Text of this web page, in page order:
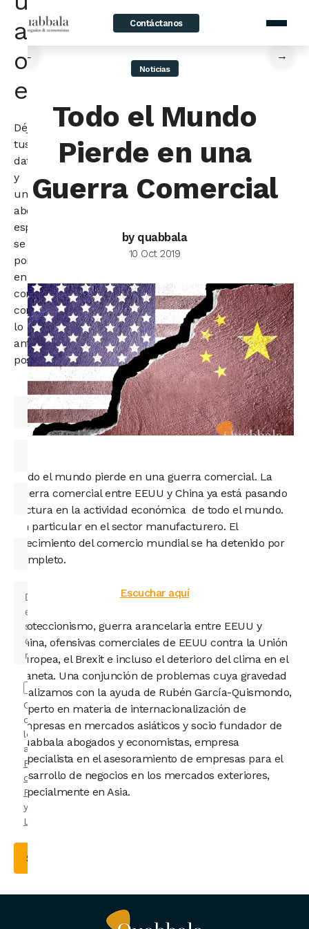
Contáctanos
home / News Todo el Mundo Pierde en una Guerra Comercial
←
Noticias
→
Todo el Mundo
Pierde en una
Guerra Comercial
by quabbala
10 Oct 2019
Todo el mundo pierde en una guerra comercial. La
guerra comercial entre EEUU y China ya está pasando
factura en la actividad económica de todo el mundo.
En particular en el sector manufacturero. El
crecimiento del comercio mundial se ha detenido por
completo.
Escuchar aquí
Proteccionismo, guerra arancelaria entre EEUU y
China, ofensivas comerciales de EEUU contra la Unión
Europea, el Brexit e incluso el deterioro del clima en el
planeta. Una conjunción de problemas cuya gravedad
analizamos con la ayuda de Rubén García-Quismondo,
experto en materia de internacionalización de
empresas en mercados asiáticos y socio fundador de
Quabbala abogados y economistas, empresa
especialista en el asesoramiento de empresas para el
desarrollo de negocios en los mercados exteriores,
especialmente en Asia.
abogado
o
economista
Déjanos
tus
datos
y
un
abogado
especialista
se
pondrá
en
contacto
contigo
lo
antes
posible.
Confirmo
que he
leído y
acepto la
Política
de
Privacidad
y el
Legal